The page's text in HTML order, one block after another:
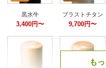
も
黒水牛
3,400円〜
ブラストチタン
9,700円〜